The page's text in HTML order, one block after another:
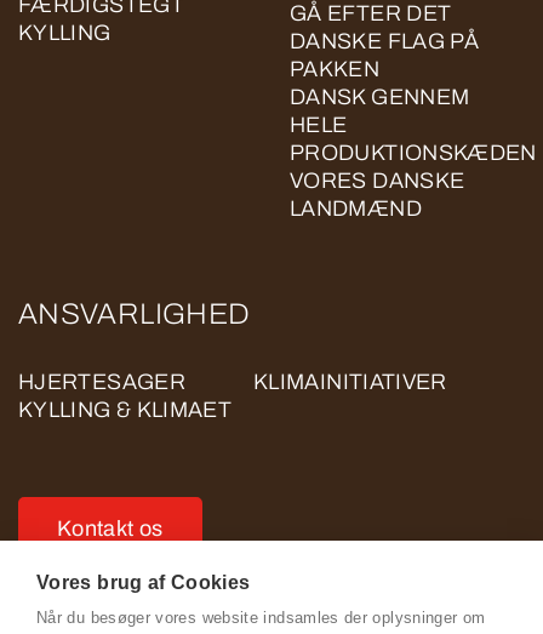
FÆRDIGSTEGT
KYLLING
GÅ EFTER DET
DANSKE FLAG PÅ
PAKKEN
DANSK GENNEM
HELE
PRODUKTIONSKÆDEN
VORES DANSKE
LANDMÆND
ANSVARLIGHED
HJERTESAGER
KLIMAINITIATIVER
KYLLING & KLIMAET
Kontakt os
Vores brug af Cookies
Når du besøger vores website indsamles der oplysninger om